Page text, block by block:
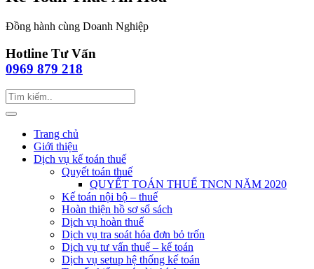
Đồng hành cùng Doanh Nghiệp
Hotline Tư Vấn
0969 879 218
Trang chủ
Giới thiệu
Dịch vụ kế toán thuế
Quyết toán thuế
QUYẾT TOÁN THUẾ TNCN NĂM 2020
Kế toán nội bộ – thuế
Hoàn thiện hồ sơ sổ sách
Dịch vụ hoàn thuế
Dịch vụ tra soát hóa đơn bỏ trốn
Dịch vụ tư vấn thuế – kế toán
Dịch vụ setup hệ thống kế toán